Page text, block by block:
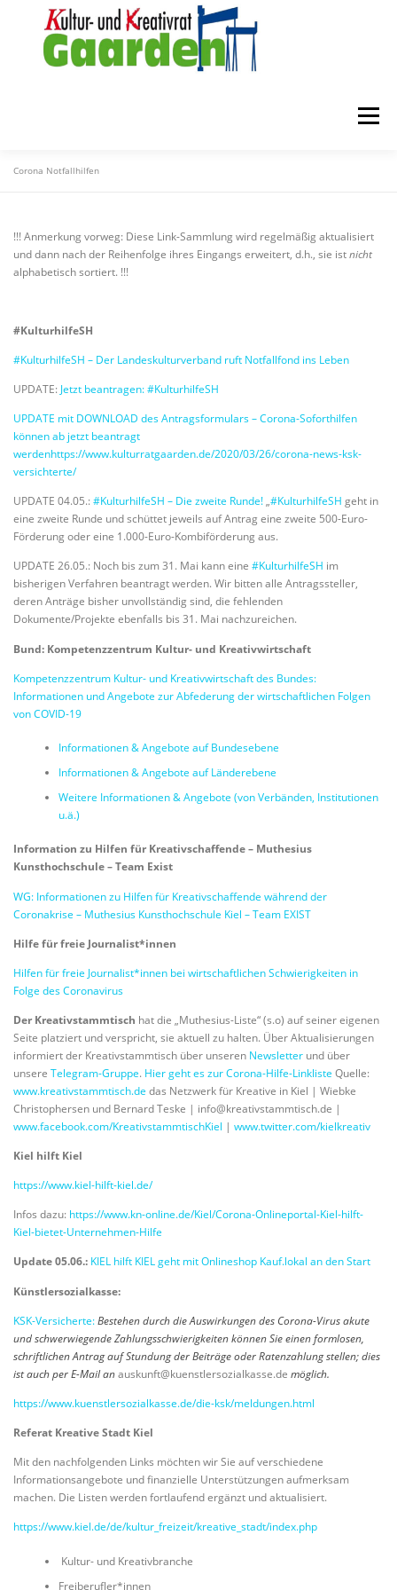
Menü
MITGLIEDER KONTAKT
Corona Notfallhilfen
!!! Anmerkung vorweg: Diese Link-Sammlung wird regelmäßig aktualisiert
und dann nach der Reihenfolge ihres Eingangs erweitert, d.h., sie istnicht
alphabetisch sortiert. !!!
#KulturhilfeSH
#KulturhilfeSH – Der Landeskulturverband ruft Notfallfond ins Leben
UPDATE: Jetzt beantragen: #KulturhilfeSH
UPDATE mit DOWNLOAD des Antragsformulars – Corona-Soforthilfen
können ab jetzt beantragt
werdenhttps://www.kulturratgaarden.de/2020/03/26/corona-news-ksk-
versichterte/
UPDATE 04.05.:#KulturhilfeSH – Die zweite Runde!„#KulturhilfeSH geht in
eine zweite Runde und schüttet jeweils auf Antrag eine zweite 500-Euro-
Förderung oder eine 1.000-Euro-Kombiförderung aus.
UPDATE 26.05.: Noch bis zum 31. Mai kann eine #KulturhilfeSH im
bisherigen Verfahren beantragt werden. Wir bitten alle Antragssteller,
deren Anträge bisher unvollständig sind, die fehlenden
Dokumente/Projekte ebenfalls bis 31. Mai nachzureichen.
Bund: Kompetenzzentrum Kultur- und Kreativwirtschaft
Kompetenzzentrum Kultur- und Kreativwirtschaft des Bundes:
Informationen und Angebote zur Abfederung der wirtschaftlichen Folgen
von COVID-19
Informationen & Angebote auf Bundesebene
Informationen & Angebote auf Länderebene
Weitere Informationen & Angebote (von Verbänden, Institutionen
u.ä.)
Information zu Hilfen für Kreativschaffende – Muthesius
Kunsthochschule – Team Exist
WG: Informationen zu Hilfen für Kreativschaffende während der
Coronakrise – Muthesius Kunsthochschule Kiel – Team EXIST
Hilfe für freie Journalist*innen
Hilfen für freie Journalist*innen bei wirtschaftlichen Schwierigkeiten in
Folge des Coronavirus
Der Kreativstammtisch hat die „Muthesius-Liste“ (s.o) auf seiner eigenen
Seite platziert und verspricht, sie aktuell zu halten. Über Aktualisierungen
informiert der Kreativstammtisch über unseren Newsletter und über
unsere Telegram-Gruppe. Hier geht es zur Corona-Hilfe-Linkliste Quelle:
www.kreativstammtisch.de das Netzwerk für Kreative in Kiel | Wiebke
Christophersen und Bernard Teske | info@kreativstammtisch.de |
www.facebook.com/KreativstammtischKiel | www.twitter.com/kielkreativ
Kiel hilft Kiel
https://www.kiel-hilft-kiel.de/
Infos dazu: https://www.kn-online.de/Kiel/Corona-Onlineportal-Kiel-hilft-
Kiel-bietet-Unternehmen-Hilfe
Update 05.06.: KIEL hilft KIEL geht mit Onlineshop Kauf.lokal an den Start
Künstlersozialkasse:
KSK-Versicherte:Bestehen durch die Auswirkungen des Corona-Virus akute
und schwerwiegende Zahlungsschwierigkeiten können Sie einen formlosen,
schriftlichen Antrag auf Stundung der Beiträge oder Ratenzahlung stellen; dies
ist auch per E-Mail anauskunft@kuenstlersozialkasse.de möglich.
https://www.kuenstlersozialkasse.de/die-ksk/meldungen.html
Referat Kreative Stadt Kiel
Mit den nachfolgenden Links möchten wir Sie auf verschiedene
Informationsangebote und finanzielle Unterstützungen aufmerksam
machen. Die Listen werden fortlaufend ergänzt und aktualisiert.
https://www.kiel.de/de/kultur_freizeit/kreative_stadt/index.php
Kultur- und Kreativbranche
Freiberufler*innen